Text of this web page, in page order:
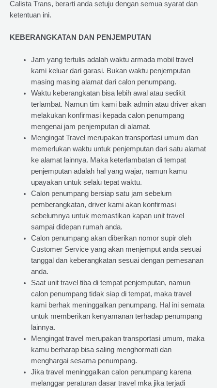
Calista Trans, berarti anda setuju dengan semua syarat dan
ketentuan ini.
KEBERANGKATAN DAN PENJEMPUTAN
Jam yang tertulis adalah waktu armada mobil travel
kami keluar dari garasi. Bukan waktu penjemputan
masing masing alamat dari calon penumpang.
Waktu keberangkatan bisa lebih awal atau sedikit
terlambat. Namun tim kami baik admin atau driver akan
melakukan konfirmasi kepada calon penumpang
mengenai jam penjemputan di alamat.
Mengingat Travel merupakan transportasi umum dan
memerlukan waktu untuk penjemputan dari satu alamat
ke alamat lainnya. Maka keterlambatan di tempat
penjemputan adalah hal yang wajar, namun kamu
upayakan untuk selalu tepat waktu.
Calon penumpang bersiap satu jam sebelum
pemberangkatan, driver kami akan konfirmasi
sebelumnya untuk memastikan kapan unit travel
sampai didepan rumah anda.
Calon penumpang akan diberikan nomor supir oleh
Customer Service yang akan menjemput anda sesuai
tanggal dan keberangkatan sesuai dengan pemesanan
anda.
Saat unit travel tiba di tempat penjemputan, namun
calon penumpang tidak siap di tempat, maka travel
kami berhak meninggalkan penumpang. Hal ini semata
untuk memberikan kenyamanan terhadap penumpang
lainnya.
Mengingat travel merupakan transportasi umum, maka
kamu berharap bisa saling menghormati dan
menghargai sesama penumpang.
Jika travel meninggalkan calon penumpang karena
melanggar peraturan dasar travel mka jika terjadi